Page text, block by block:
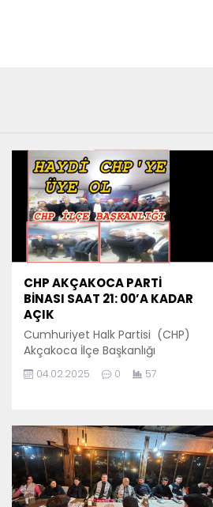
CHP AKÇAKOCA PARTİ
BİNASI SAAT 21: 00’A KADAR
AÇIK
Cumhuriyet Halk Partisi (CHP)
Akçakoca İlçe Başkanlığı
şimdiden Cumhurbaşkanlığı
adaylık süreci için üye
sürecinde söz sahibi olmak
isteyenler için CHP Akçakoca
İlçe Başkanlığı üyelik kayıtlarına
ilk günden 3 kişi kayıt oluşturdu.
Cihan Apaydın, Nazmi Sözmez,
04.02.2025 0 57